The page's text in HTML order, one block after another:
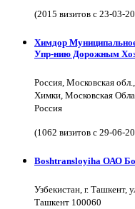
(2015 визитов с 23-03-
Химдор
Упр-нию Дорожным
Россия, Московская
Химки, Московская
Россия
(1062 визитов с 29-06-
Boshtransloyiha ОАО
Узбекистан, г. Ташкент,
Ташкент 100060